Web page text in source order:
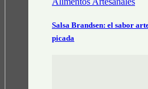
Salsa Brandsen: el sabor
picada